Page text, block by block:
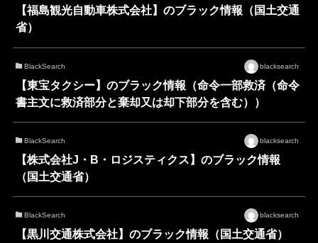
【福島観光自動車株式会社】のブラック情報（国土交通
省）
BlackSearch blacksearch
【東宝タクシー】のブラック情報（命令一部救済（命令
書主文に救済部分と棄却又は却下部分を含む））
BlackSearch blacksearch
【株式会社J・B・ロジスティクス】のブラック情報
（国土交通省）
BlackSearch blacksearch
【黒川交通株式会社】のブラック情報（国土交通省）